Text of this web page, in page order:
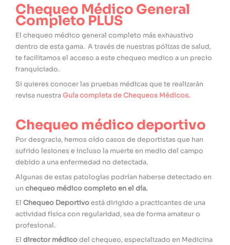
Chequeo Médico General
Completo PLUS
El chequeo médico general completo más exhaustivo
dentro de esta gama. A través de nuestras pólizas de salud,
te facilitamos el acceso a este chequeo medico a un precio
franquiciado.
Si quieres conocer las pruebas médicas que te realizarán
revisa nuestraGuía completa de Chequeos Médicos.
Chequeo médico deportivo
Por desgracia, hemos oído casos de deportistas que han
sufrido lesiones e incluso la muerte en medio del campo
debido a una enfermedad no detectada.
Algunas de estas patologías podrían haberse detectado en
un chequeo médico completo en el día.
El Chequeo Deportivoestá dirigido a practicantes de una
actividad física con regularidad, sea de forma amateur o
profesional.
El director médicodel chequeo, especializado en Medicina